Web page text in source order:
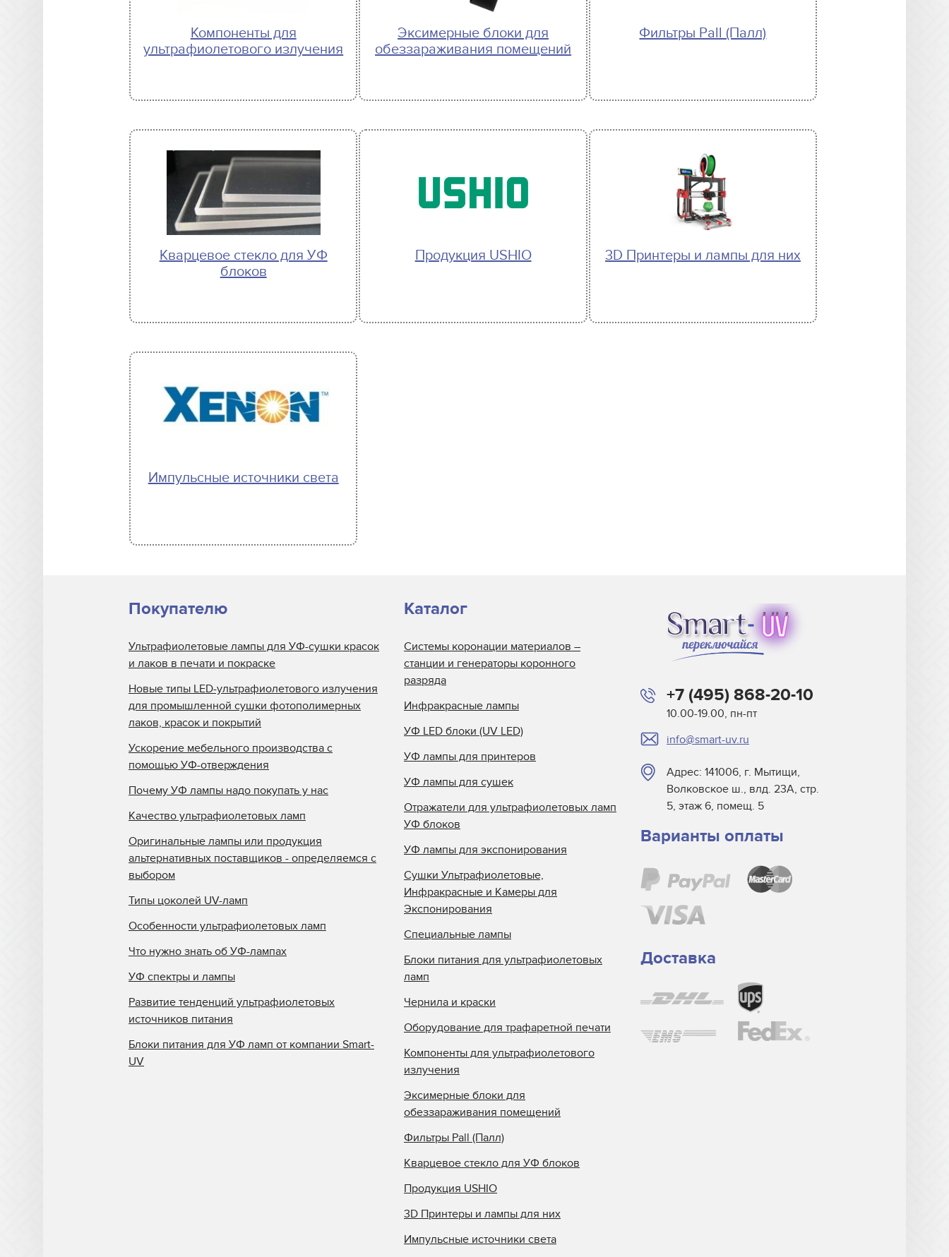
Компоненты для
ультрафиолетового излучения
Эксимерные блоки для
обеззараживания помещений
Фильтры Pall (Палл)
Кварцевое стекло для УФ
блоков
Продукция USHIO 3D Принтеры и лампы для них
Импульсные источники света
+7 (495) 868-20-10
10.00-19.00, пн-пт
info@smart-uv.ru
Адрес: 141006, г. Мытищи,
Волковское ш., влд. 23А, стр.
5, этаж 6, помещ. 5
Варианты оплаты
Доставка
Покупателю
Ультрафиолетовые лампы для УФ-сушки красок
и лаков в печати и покраске
Новые типы LED-ультрафиолетового излучения
для промышленной сушки фотополимерных
лаков, красок и покрытий
Ускорение мебельного производства с
помощью УФ-отверждения
Почему УФ лампы надо покупать у нас
Качество ультрафиолетовых ламп
Оригинальные лампы или продукция
альтернативных поставщиков - определяемся с
выбором
Типы цоколей UV-ламп
Особенности ультрафиолетовых ламп
Что нужно знать об УФ-лампах
УФ спектры и лампы
Развитие тенденций ультрафиолетовых
источников питания
Блоки питания для УФ ламп от компании Smart-
UV
Каталог
Системы коронации материалов –
станции и генераторы коронного
разряда
Инфракрасные лампы
УФ LED блоки (UV LED)
УФ лампы для принтеров
УФ лампы для сушек
Отражатели для ультрафиолетовых ламп
УФ блоков
УФ лампы для экспонирования
Сушки Ультрафиолетовые,
Инфракрасные и Камеры для
Экспонирования
Специальные лампы
Блоки питания для ультрафиолетовых
ламп
Чернила и краски
Оборудование для трафаретной печати
Компоненты для ультрафиолетового
излучения
Эксимерные блоки для
обеззараживания помещений
Фильтры Pall (Палл)
Кварцевое стекло для УФ блоков
Продукция USHIO
3D Принтеры и лампы для них
Импульсные источники света